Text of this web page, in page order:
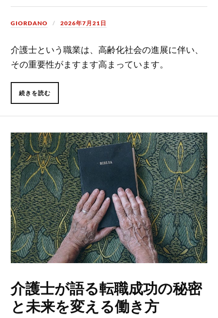
GIORDANO 2026年7月21日
介護士という職業は、高齢化社会の進展に伴い、
その重要性がますます高まっています。
続きを読む
介護士が語る転職成功の秘密
と未来を変える働き方